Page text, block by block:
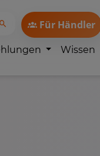
Für Händler
Wissen